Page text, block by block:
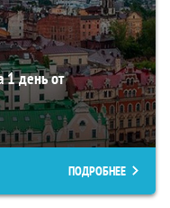
1 день от
ПОДРОБНЕЕ